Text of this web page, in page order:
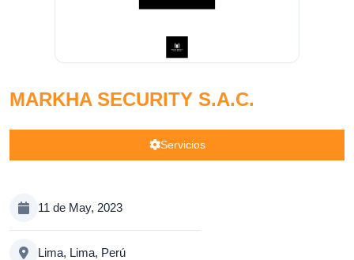
MARKHA SECURITY S.A.C.
Servicios
11 de May, 2023
Lima, Lima, Perú